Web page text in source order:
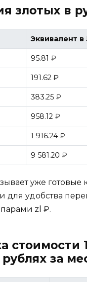
злотых в
Эквивалент в
95.81 ₽
191.62 ₽
383.25 ₽
958.12 ₽
1 916.24 ₽
9 581.20 ₽
уже готовые
для удобства
zl ₽.
стоимости
за